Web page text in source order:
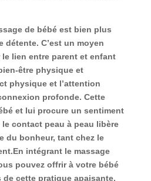
de bébé est bien plus
détente. C’est un moyen
lien entre parent et enfant
être physique et
physique et l’attention
profonde. Cette
et lui procure un sentiment
contact peau à peau libère
du bonheur, tant chez le
intégrant le massage
pouvez offrir à votre bébé
cette pratique apaisante.